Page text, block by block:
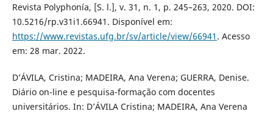
Revista Polyphonía, [S. l.], v. 31, n. 1, p. 245–263, 2020. DOI:
10.5216/rp.v31i1.66941. Disponível em:
https://www.revistas.ufg.br/sv/article/view/66941 . Acesso
em: 28 mar. 2022.
D’ÁVILA, Cristina; MADEIRA, Ana Verena; GUERRA, Denise.
Diário on-line e pesquisa-formação com docentes
universitários. In: D’ÁVILA Cristina; MADEIRA, Ana Verena